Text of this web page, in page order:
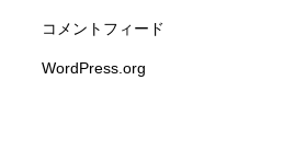
コメントフィード
WordPress.org